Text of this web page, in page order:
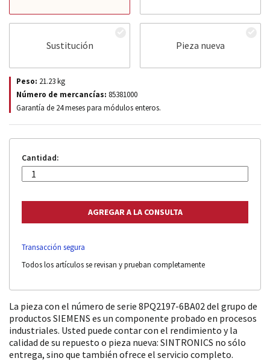
Sustitución Pieza nueva
Peso: 21.23kg
Número de mercancías: 85381000
Garantía de 24 meses para módulos enteros.
Cantidad:
Transacción segura
Todos los artículos se revisan y prueban completamente
La pieza con el número de serie 8PQ2197-6BA02 del grupo de
productos SIEMENS es un componente probado en procesos
industriales. Usted puede contar con el rendimiento y la
calidad de su repuesto o pieza nueva: SINTRONICS no sólo
entrega, sino que también ofrece el servicio completo.